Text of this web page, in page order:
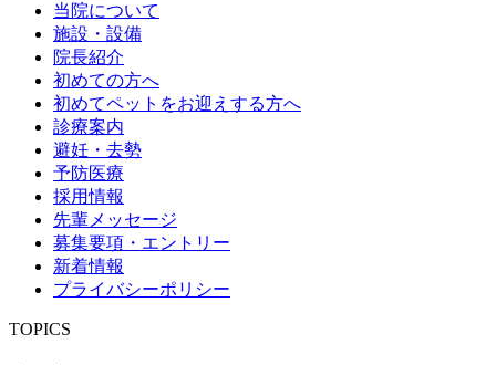
当院について
施設・設備
院長紹介
初めての方へ
初めてペットをお迎えする方へ
診療案内
避妊・去勢
予防医療
採用情報
先輩メッセージ
募集要項・エントリー
新着情報
プライバシーポリシー
TOPICS